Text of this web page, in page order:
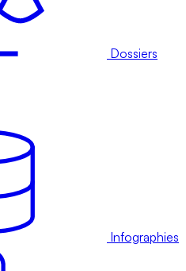
Dossiers
Infographies